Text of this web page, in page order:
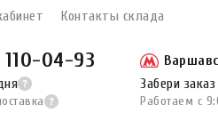
Контакты склада
110-04-93
Забери
Работаем с